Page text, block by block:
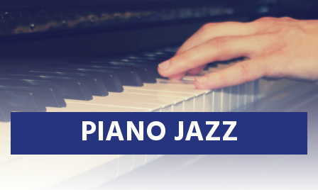
LA RADIO LA MJC LES LIEUX
CONTACT
PIANO JAZZ